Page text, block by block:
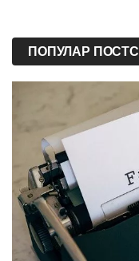
ПОПУЛАР ПОСТС